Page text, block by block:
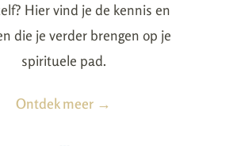
Hier vind je de kennis en
die je verder brengen op je
spirituele pad.
Ontdek meer →